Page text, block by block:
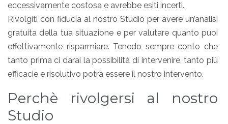
eccessivamente costosa e avrebbe esiti incerti.
Rivolgiti con fiducia al nostro Studio per avere un’analisi
gratuita della tua situazione e per valutare quanto puoi
effettivamente risparmiare. Tenedo sempre conto che
tanto prima ci darai la possibilità di intervenire, tanto più
efficacie e risolutivo potrà essere il nostro intervento.
Perchè rivolgersi al nostro
Studio